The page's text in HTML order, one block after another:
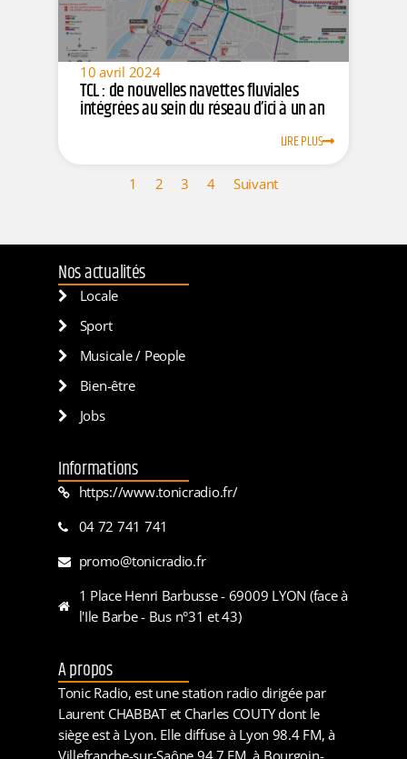
10 avril 2024
TCL : de nouvelles navettes fluviales
intégrées au sein du réseau d’ici à un an
LIRE PLUS
1 2 3 4 Suivant
Nos actualités
Locale
Sport
Musicale / People
Bien-être
Jobs
Informations
https://www.tonicradio.fr/
04 72 741 741
promo@tonicradio.fr
1 Place Henri Barbusse - 69009 LYON (face à
l'Ile Barbe - Bus n°31 et 43)
A propos
Tonic Radio, est une station radio dirigée par
Laurent CHABBAT et Charles COUTY dont le
siège est à Lyon. Elle diffuse à Lyon 98.4 FM, à